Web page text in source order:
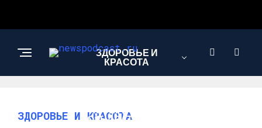
ЗДОРОВЬЕ И
КРАСОТА
ИНТЕРЕСНОЕ И
ПОЗНАВАТЕЛЬНОЕ
ЗДОРОВЬЕ И КРАСОТА